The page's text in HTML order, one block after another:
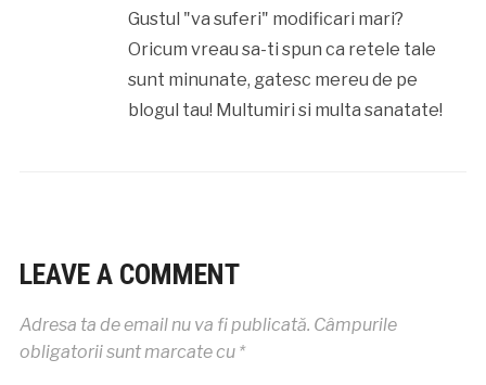
Gustul "va suferi" modificari mari?
Oricum vreau sa-ti spun ca retele tale
sunt minunate, gatesc mereu de pe
blogul tau! Multumiri si multa sanatate!
LEAVE A COMMENT
Adresa ta de email nu va fi publicată. Câmpurile
obligatorii sunt marcate cu *